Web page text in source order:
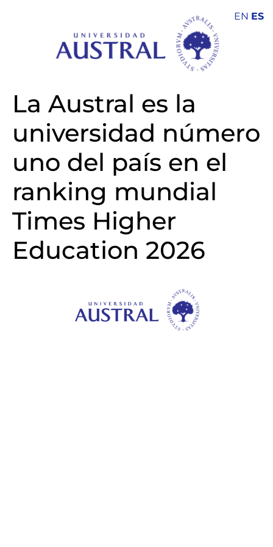
La Austral es la
universidad número
uno del país en el
ranking mundial
Times Higher
Education 2026
EN ES